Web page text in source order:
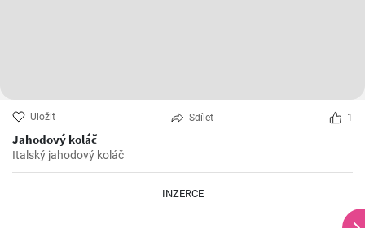
Uložit Sdílet 1
Jahodový koláč
Italský jahodový koláč
INZERCE